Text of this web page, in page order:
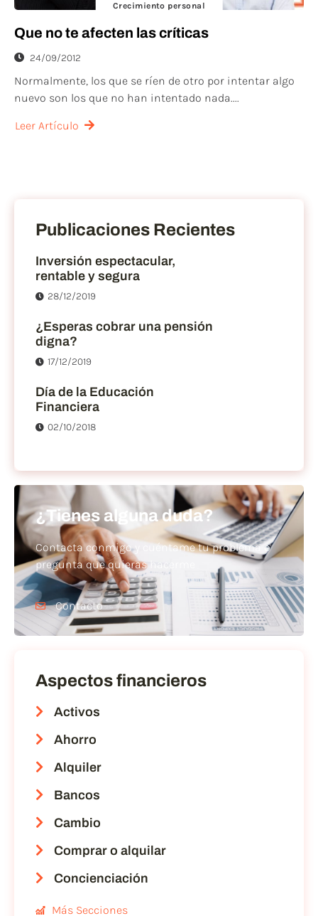
Crecimiento personal
Que no te afecten las críticas
24/09/2012
Normalmente, los que se ríen de otro por intentar algo
nuevo son los que no han intentado nada....
Leer Artículo
Publicaciones Recientes
Inversión espectacular,
rentable y segura
28/12/2019
¿Esperas cobrar una pensión
digna?
17/12/2019
Día de la Educación
Financiera
02/10/2018
¿Tienes alguna duda?
Contacta conmigo y cuéntame tu problema o
pregunta que quieras hacerme
Contacto
Aspectos financieros
Activos
Ahorro
Alquiler
Bancos
Cambio
Comprar o alquilar
Concienciación
Más Secciones